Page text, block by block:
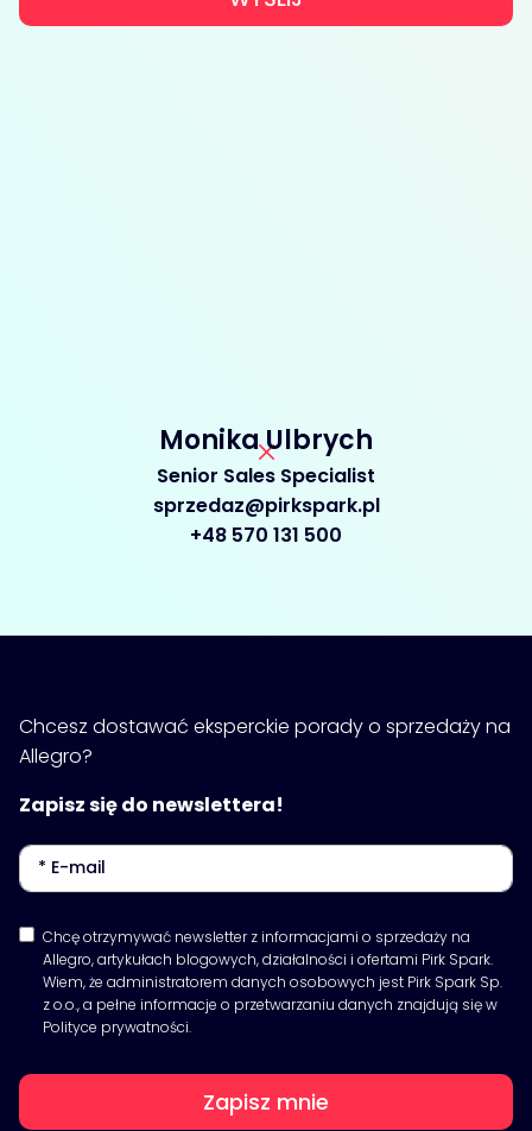
Monika Ulbrych
Senior Sales Specialist
sprzedaz@pirkspark.pl
+48 570 131 500
Chcesz dostawać eksperckie porady o sprzedaży na
Allegro?
Zapisz się do newslettera!
Chcę otrzymywać newsletter z informacjami o sprzedaży na
Allegro, artykułach blogowych, działalności i ofertami Pirk Spark.
Wiem, że administratorem danych osobowych jest Pirk Spark Sp.
z o.o., a pełne informacje o przetwarzaniu danych znajdują się w
Polityce prywatności.
Zapisz mnie